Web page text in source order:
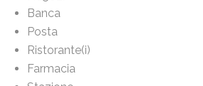
Banca
Posta
Ristorante(i)
Farmacia